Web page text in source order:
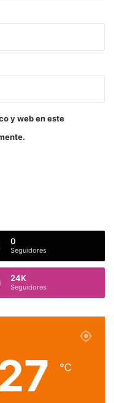
y web en este
0
Seguidores
24K
Seguidores
℃